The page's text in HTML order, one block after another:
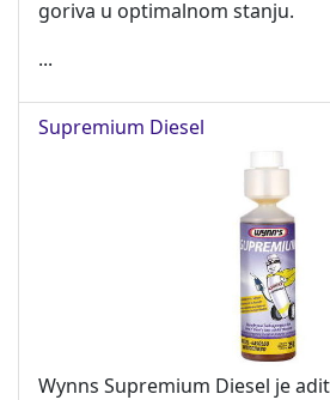
goriva u optimalnom stanju.
...
Supremium Diesel
Wynns Supremium Diesel je